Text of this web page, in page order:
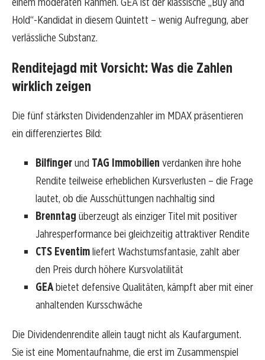
Hold“-Kandidat in diesem Quintett – wenig Aufregung, aber
verlässliche Substanz.
Renditejagd mit Vorsicht: Was die Zahlen
wirklich zeigen
Die fünf stärksten Dividendenzahler im MDAX präsentieren
ein differenziertes Bild:
Bilfingerund TAG Immobilien verdanken ihre hohe
Rendite teilweise erheblichen Kursverlusten – die Frage
lautet, ob die Ausschüttungen nachhaltig sind
Brenntag überzeugt als einziger Titel mit positiver
Jahresperformance bei gleichzeitig attraktiver Rendite
CTS Eventimliefert Wachstumsfantasie, zahlt aber
den Preis durch höhere Kursvolatilität
GEAbietet defensive Qualitäten, kämpft aber mit einer
anhaltenden Kursschwäche
Die Dividendenrendite allein taugt nicht als Kaufargument.
Sie ist eine Momentaufnahme, die erst im Zusammenspiel